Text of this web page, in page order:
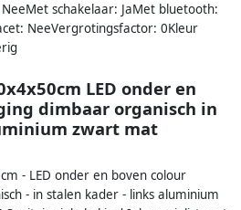
schakelaar: JaMet bluetooth:
NeeVergrotingsfactor: 0Kleur
LED onder en
dimbaar organisch in
zwart mat
- LED onder en boven colour
- in stalen kader - links aluminium